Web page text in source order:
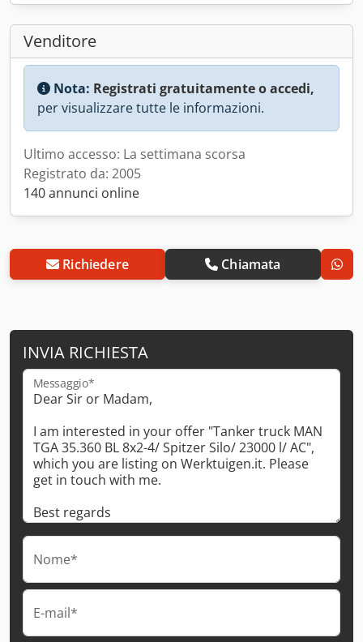
Venditore
Nota: Registrati gratuitamente o accedi,
per visualizzare tutte le informazioni.
Ultimo accesso: La settimana scorsa
Registrato da: 2005
140 annunci online
Richiedere Chiamata
INVIA RICHIESTA
Messaggio*
Nome*
E-mail*